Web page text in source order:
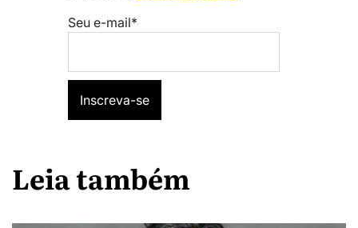
Seu e-mail*
Leia também